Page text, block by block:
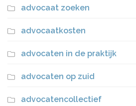
advocaat zoeken
advocaatkosten
advocaten in de praktijk
advocaten op zuid
advocatencollectief